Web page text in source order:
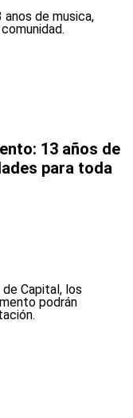
13 años de
para toda